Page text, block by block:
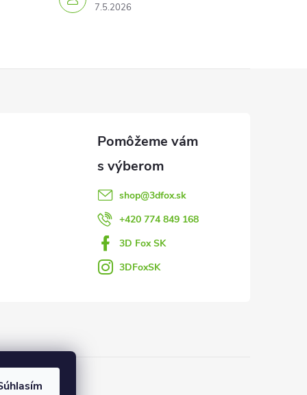
7.5.2026
shop@3dfox.sk
+420 774 849 168
3D Fox SK
3DFoxSK